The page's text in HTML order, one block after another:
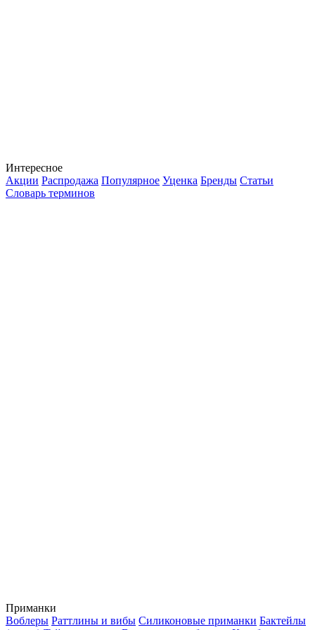
Интересное
Акции Распродажа Популярное Уценка Бренды Статьи
Словарь терминов
Приманки
Воблеры Раттлины и вибы Силиконовые приманки Бактейлы